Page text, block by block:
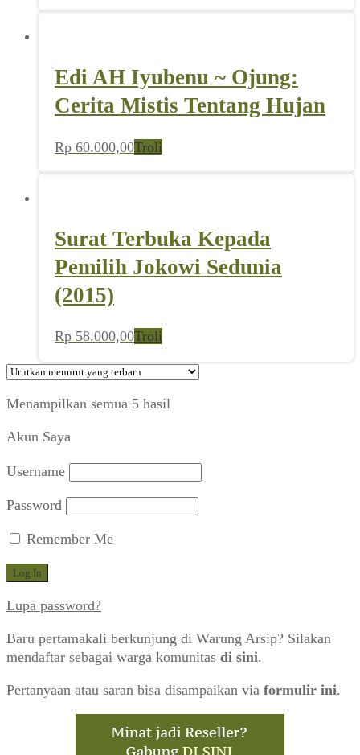
Edi AH Iyubenu ~ Ojung:
Cerita Mistis Tentang Hujan
Rp 60.000,00Troli
Surat Terbuka Kepada
Pemilih Jokowi Sedunia
(2015)
Rp 58.000,00Troli
Menampilkan semua 5 hasil
Akun Saya
Username
Password
Remember Me
Lupa password?
Baru pertamakali berkunjung di Warung Arsip? Silakan
mendaftar sebagai warga komunitas di sini.
Pertanyaan atau saran bisa disampaikan via formulir ini.